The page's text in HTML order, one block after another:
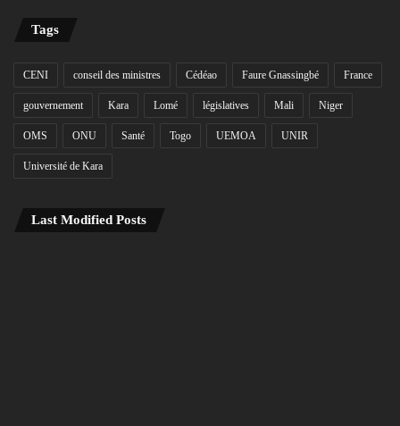
Tags
CENI conseil des ministres Cédéao Faure Gnassingbé France
gouvernement Kara Lomé législatives Mali Niger
OMS ONU Santé Togo UEMOA UNIR
Université de Kara
Last Modified Posts